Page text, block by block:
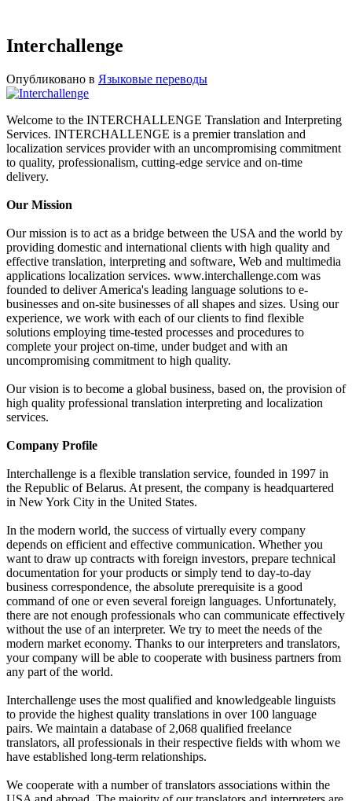
Interchallenge
Опубликовано в Языковые переводы
Welcome to the INTERCHALLENGE Translation and Interpreting
Services. INTERCHALLENGE is a premier translation and
localization services provider with an uncompromising commitment
to quality, professionalism, cutting-edge service and on-time
delivery.
Our Mission
Our mission is to act as a bridge between the USA and the world by
providing domestic and international clients with high quality and
effective translation, interpreting and software, Web and multimedia
applications localization services. www.interchallenge.com was
founded to deliver America's leading language solutions to e-
businesses and on-site businesses of all shapes and sizes. Using our
experience, we work with each of our clients to find flexible
solutions employing time-tested processes and procedures to
complete your project on-time, under budget and with an
uncompromising commitment to high quality.
Our vision is to become a global business, based on, the provision of
high quality professional translation interpreting and localization
services.
Company Profile
Interchallenge is a flexible translation service, founded in 1997 in
the Republic of Belarus. At present, the company is headquartered
in New York City in the United States.
In the modern world, the success of virtually every company
depends on efficient and effective communication. Whether you
want to draw up contracts with foreign investors, prepare technical
documentation for your products or simply tend to day-to-day
business correspondence, the absolute prerequisite is a good
command of one or even several foreign languages. Unfortunately,
there are not enough professionals who can communicate effectively
without the use of an interpreter. We try to meet the needs of the
modern market economy. Thanks to our interpreters and translators,
your company will be able to cooperate with business partners from
any part of the world.
Interchallenge uses the most qualified and knowledgeable linguists
to provide the highest quality translations in over 100 language
pairs. We maintain a database of 2,068 qualified freelance
translators, all professionals in their respective fields with whom we
have established long-term relationships.
We cooperate with a number of translators associations within the